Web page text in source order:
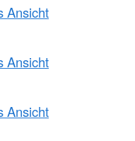
Ansicht
Ansicht
Ansicht